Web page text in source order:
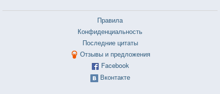
Правила
Конфиденциальность
Последние цитаты
Отзывы и предложения
Facebook
Вконтакте